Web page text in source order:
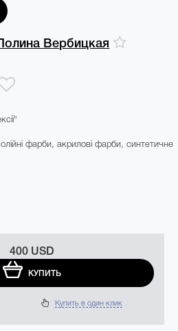
Вербицкая
фарби, акрилові фарби, синтетичне
400 USD
КУПИТЬ
Купить в один клик